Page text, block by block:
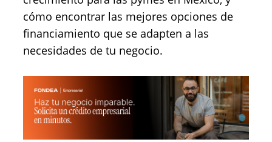
cómo encontrar las mejores opciones de
financiamiento que se adapten a las
necesidades de tu negocio.